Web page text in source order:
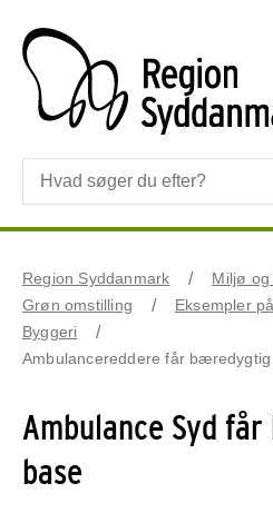
Region Syddanmark
Miljø og
Grøn omstilling
Eksempler
Byggeri
Ambulancereddere får
Ambulance Syd
base